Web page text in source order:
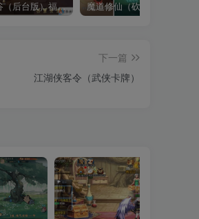
龙之谷（后台版）福利超多 魔道修仙（砍树）新版
下一篇
江湖侠客令（武侠卡牌）